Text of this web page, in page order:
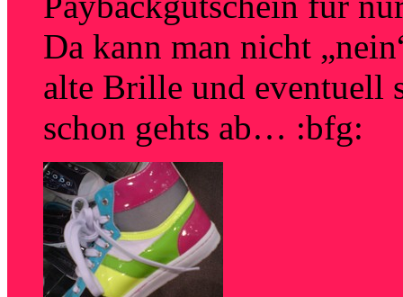
Da kann man nicht
alte Brille und eventuell
schon gehts ab… :bfg: